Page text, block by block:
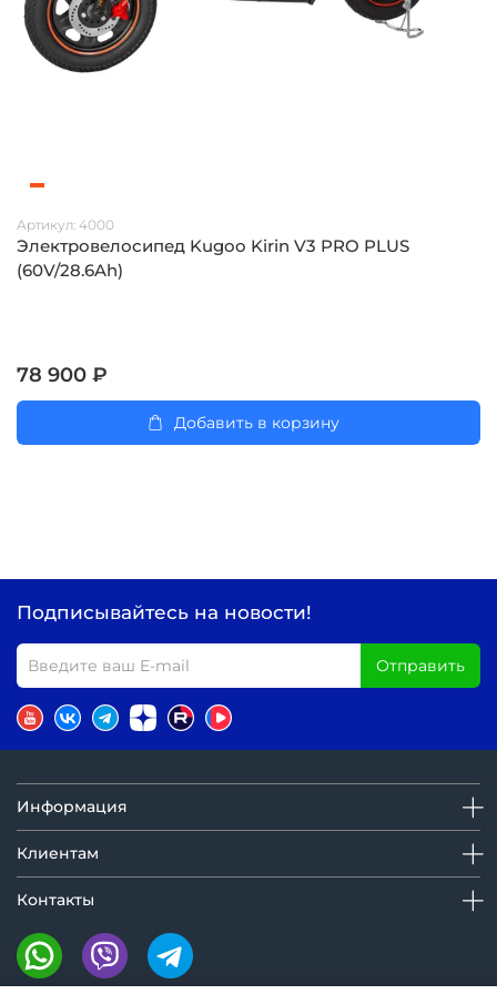
Артикул: 4000
Электровелосипед Kugoo Kirin V3 PRO PLUS
(60V/28.6Ah)
78 900 ₽
Добавить в корзину
Подписывайтесь на новости!
Отправить
Информация
Клиентам
Контакты